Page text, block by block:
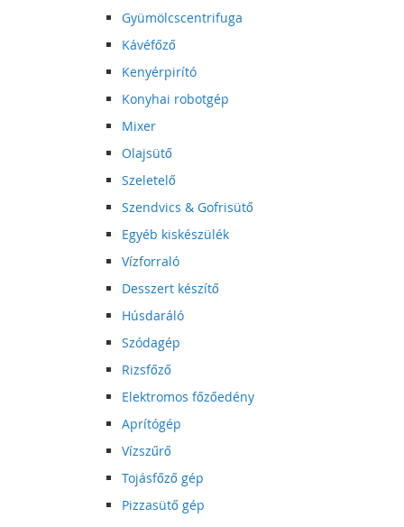
Gyümölcscentrifuga
Kávéfőző
Kenyérpirító
Konyhai robotgép
Mixer
Olajsütő
Szeletelő
Szendvics & Gofrisütő
Egyéb kiskészülék
Vízforraló
Desszert készítő
Húsdaráló
Szódagép
Rizsfőző
Elektromos főzőedény
Aprítógép
Vízszűrő
Tojásfőző gép
Pizzasütő gép